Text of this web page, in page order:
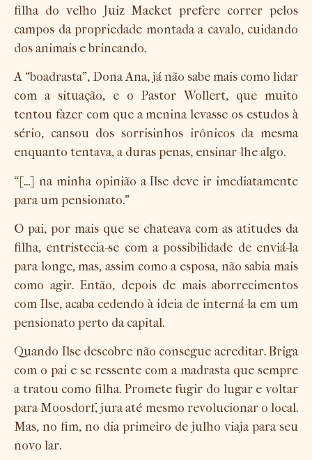
filha do velho Juiz Macket prefere correr pelos
campos da propriedade montada a cavalo, cuidando
dos animais e brincando.
A “boadrasta”, Dona Ana, já não sabe mais como lidar
com a situação, e o Pastor Wollert, que muito
tentou fazer com que a menina levasse os estudos à
sério, cansou dos sorrisinhos irônicos da mesma
enquanto tentava, a duras penas, ensinar-lhe algo.
“[…] na minha opinião a Ilse deve ir imediatamente
para um pensionato.”
O pai, por mais que se chateava com as atitudes da
filha, entristecia-se com a possibilidade de enviá-la
para longe, mas, assim como a esposa, não sabia mais
como agir. Então, depois de mais aborrecimentos
com Ilse, acaba cedendo à ideia de interná-la em um
pensionato perto da capital.
Quando Ilse descobre não consegue acreditar. Briga
com o pai e se ressente com a madrasta que sempre
a tratou como filha. Promete fugir do lugar e voltar
para Moosdorf, jura até mesmo revolucionar o local.
Mas, no fim, no dia primeiro de julho viaja para seu
novo lar.